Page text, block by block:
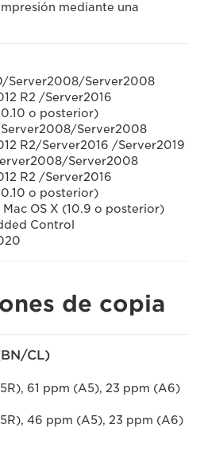
mediante una
Server2008/Server2008
R2 /Server2016
o posterior)
Server2008/Server2008
R2/Server2016 /Server2019
Server2008
R2 /Server2016
o posterior)
Mac OS X (10.9 o posterior)
Control
de copia
CL)
61 ppm (A5), 23 ppm (A6)
46 ppm (A5), 23 ppm (A6)